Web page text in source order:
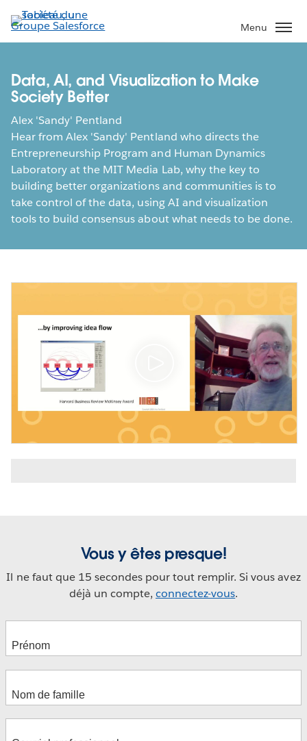
Aller
au
contenu
Menu
Data, AI, and Visualization to Make
Society Better
Alex 'Sandy' Pentland
Hear from Alex 'Sandy' Pentland who directs the
Entrepreneurship Program and Human Dynamics
Laboratory at the MIT Media Lab, why the key to
building better organizations and communities is to
take control of the data, using AI and visualization
tools to build consensus about what needs to be done.
Vous y êtes presque!
Il ne faut que 15 secondes pour tout remplir. Si vous avez
déjà un compte, connectez-vous.